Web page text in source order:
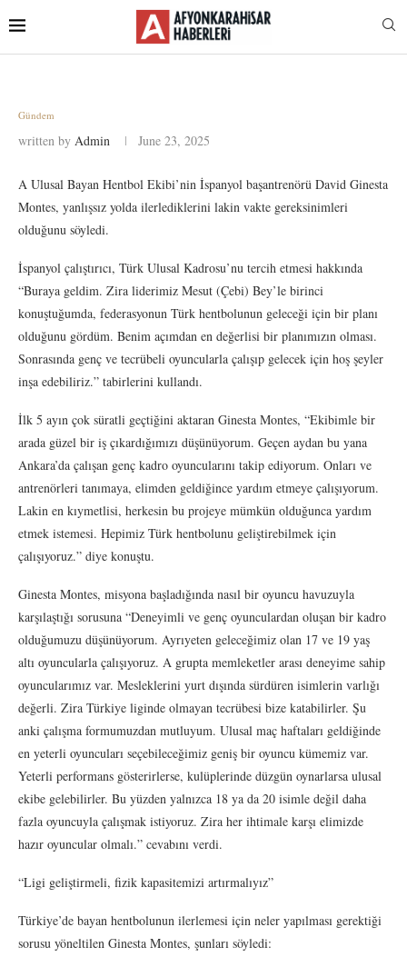
Gündem
written by Admin June 23, 2025
A Ulusal Bayan Hentbol Ekibi’nin İspanyol başantrenörü David Ginesta
Montes, yanlışsız yolda ilerlediklerini lakin vakte gereksinimleri
olduğunu söyledi.
İspanyol çalıştırıcı, Türk Ulusal Kadrosu’nu tercih etmesi hakkında
“Buraya geldim. Zira liderimiz Mesut (Çebi) Bey’le birinci
konuştuğumda, federasyonun Türk hentbolunun geleceği için bir planı
olduğunu gördüm. Benim açımdan en değerlisi bir planımızın olması.
Sonrasında genç ve tecrübeli oyuncularla çalışıp gelecek için hoş şeyler
inşa edebiliriz.” tabirlerini kullandı.
İlk 5 ayın çok süratli geçtiğini aktaran Ginesta Montes, “Ekibimle bir
arada güzel bir iş çıkardığımızı düşünüyorum. Geçen aydan bu yana
Ankara’da çalışan genç kadro oyuncularını takip ediyorum. Onları ve
antrenörleri tanımaya, elimden geldiğince yardım etmeye çalışıyorum.
Lakin en kıymetlisi, herkesin bu projeye mümkün olduğunca yardım
etmek istemesi. Hepimiz Türk hentbolunu geliştirebilmek için
çalışıyoruz.” diye konuştu.
Ginesta Montes, misyona başladığında nasıl bir oyuncu havuzuyla
karşılaştığı sorusuna “Deneyimli ve genç oyunculardan oluşan bir kadro
olduğumuzu düşünüyorum. Ayrıyeten geleceğimiz olan 17 ve 19 yaş
altı oyuncularla çalışıyoruz. A grupta memleketler arası deneyime sahip
oyuncularımız var. Mesleklerini yurt dışında sürdüren isimlerin varlığı
değerli. Zira Türkiye liginde olmayan tecrübesi bize katabilirler. Şu
anki çalışma formumuzdan mutluyum. Ulusal maç haftaları geldiğinde
en yeterli oyuncuları seçebileceğimiz geniş bir oyuncu kümemiz var.
Yeterli performans gösterirlerse, kulüplerinde düzgün oynarlarsa ulusal
ekibe gelebilirler. Bu yüzden yalnızca 18 ya da 20 isimle değil daha
fazla oyuncuyla çalışmak istiyoruz. Zira her ihtimale karşı elimizde
hazır oyuncular olmalı.” cevabını verdi.
“Ligi geliştirmeli, fizik kapasitemizi artırmalıyız”
Türkiye’de bayan hentbolunun ilerlemesi için neler yapılması gerektiği
sorusu yöneltilen Ginesta Montes, şunları söyledi: